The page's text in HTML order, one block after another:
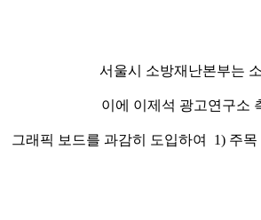
서울시 소방재난본부는
이에 이제석 광고연구소
그래픽 보드를 과감히 도입하여 1) 주